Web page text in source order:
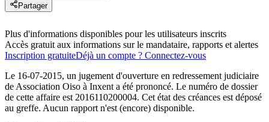
Partager
Plus d'informations disponibles pour les utilisateurs inscrits
Accès gratuit aux informations sur le mandataire, rapports et alertes
Inscription gratuiteDéjà un compte ? Connectez-vous
Le 16-07-2015, un jugement d'ouverture en redressement judiciaire
de Association Oiso à Inxent a été prononcé. Le numéro de dossier
de cette affaire est 2016110200004. Cet état des créances est déposé
au greffe. Aucun rapport n'est (encore) disponible.